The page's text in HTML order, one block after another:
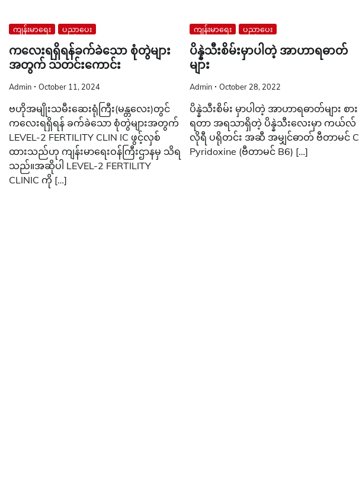
ကျန်းမာရေး ပညာပေး
ကလေးရရှိရန်ခက်ခဲသော စုံတွဲများ
အတွက် သတင်းကောင်း
Admin October 11, 2024
ဗဟိုအမျိုးသမီးဆေးရုံကြီး(မန္တလေး)တွင်
ကလေးရရှိရန် ခက်ခဲသော စုံတွဲများအတွက်
LEVEL-2 FERTILITY CLIN IC ဖွင့်လှစ်
ထားသည်ဟု ကျန်းမာရေးဝန်ကြီးဌာနမှ သိရ
သည်။အဆိုပါ LEVEL-2 FERTILITY
CLINIC ကို […]
ကျန်းမာရေး ပညာပေး
ပိန္နဲသီးစိမ်းမှာပါတဲ့ အာဟာရဓာတ်
များ
Admin October 28, 2022
ပိန္နဲသီးစိမ်း မှာပါတဲ့ အာဟာရဓာတ်များ စား
ရတာ အရသာရှိတဲ့ ပိန္နဲသီးလေးမှာ ကယ်လ်
လိုရီ ပရိုတင်း အဆီ အမျှင်ဓာတ် ဗီတာမင် C
Pyridoxine (ဗီတာမင် B6) […]